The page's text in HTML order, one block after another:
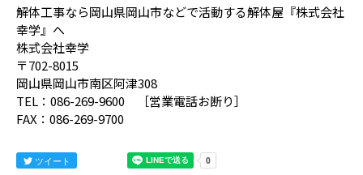
解体工事なら岡山県岡山市などで活動する解体屋『株式会社
幸学』へ
株式会社幸学
〒702-8015
岡山県岡山市南区阿津308
TEL：086-269-9600 ［営業電話お断り］
FAX：086-269-9700
ツイート